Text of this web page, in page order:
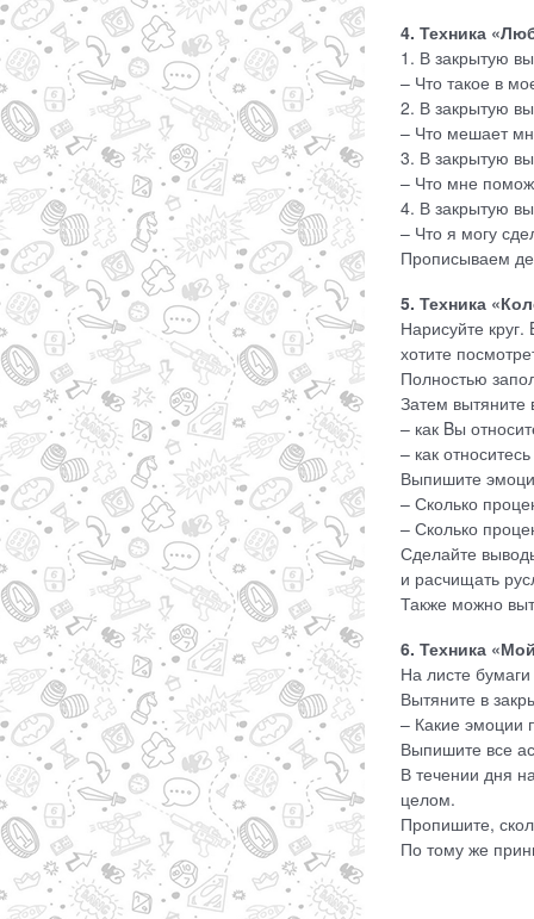
4. Техника
1. В закрытую
– Что такое в
2. В закрытую
– Что мешает
3. В закрытую
– Что мне
4. В закрытую
– Что я могу
Прописываем
5. Техника
Нарисуйте
хотите
Полностью
Затем вытяните
– как Bы
– как
Выпишите
– Сколько
– Сколько
Сделайте
и расчищать
Также можно
6. Техника
На листе
Вытяните в
– Какие эмоции
Выпишите все
В течении дня
целом.
Пропишите,
По тому же